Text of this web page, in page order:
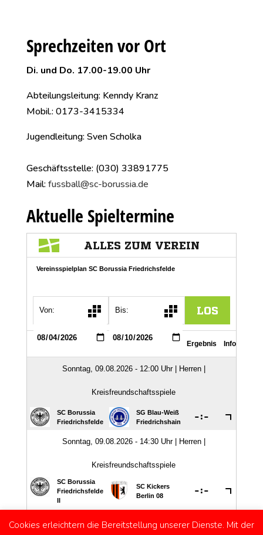
Sprechzeiten vor Ort
Di. und Do. 17.00-19.00 Uhr
Abteilungsleitung: Kenndy Kranz
Mobil.: 0173-3415334
Jugendleitung: Sven Scholka
Geschäftsstelle: (030) 33891775
Mail: fussball@sc-borussia.de
Aktuelle Spieltermine
Cookies erleichtern die Bereitstellung unserer Dienste. Mit der